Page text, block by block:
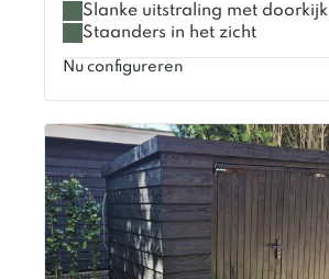
Slanke uitstraling met doorkijk
Staanders in het zicht
Nu configureren